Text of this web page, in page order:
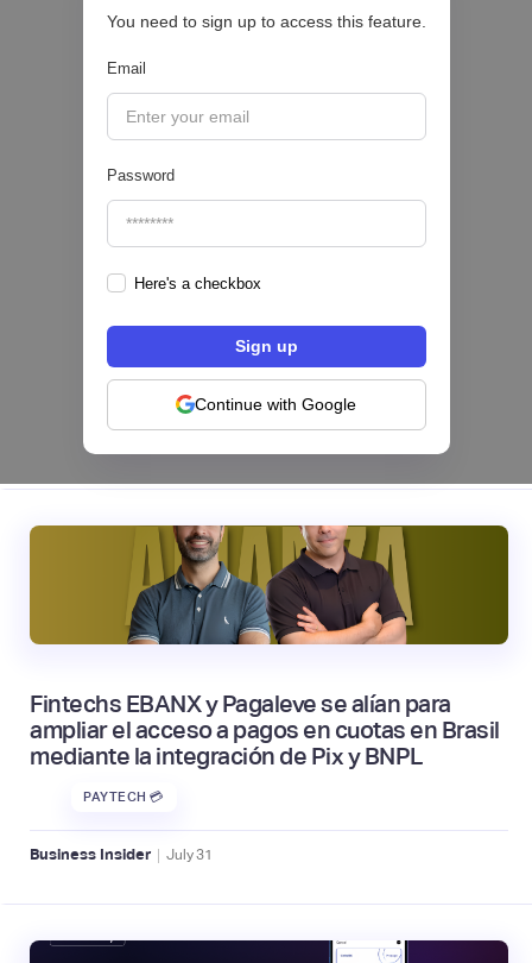
You need to sign up to access this feature.
Email
Password
Here's a checkbox
Continue with Google
pago de servicios desde su app en México
NEOBANCOS 📲
Fintechs EBANX y Pagaleve se alían para
ampliar el acceso a pagos en cuotas en Brasil
mediante la integración de Pix y BNPL
PAYTECH 💳
Business Insider | July31